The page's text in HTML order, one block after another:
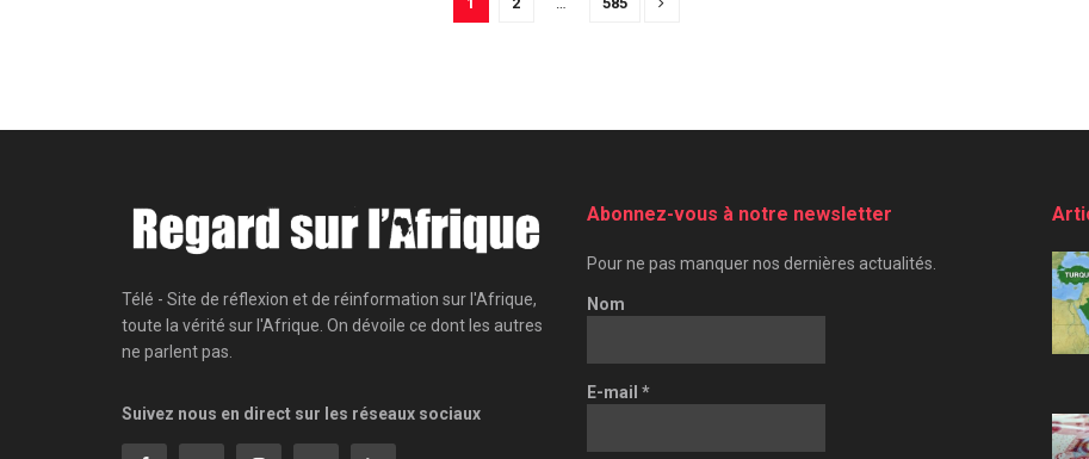
Télé - Site de réflexion et de réinformation sur l'Afrique,
toute la vérité sur l'Afrique. On dévoile ce dont les autres
ne parlent pas.
Suivez nous en direct sur les réseaux sociaux
Abonnez-vous à notre newsletter
Pour ne pas manquer nos dernières actualités.
Nom
E-mail *